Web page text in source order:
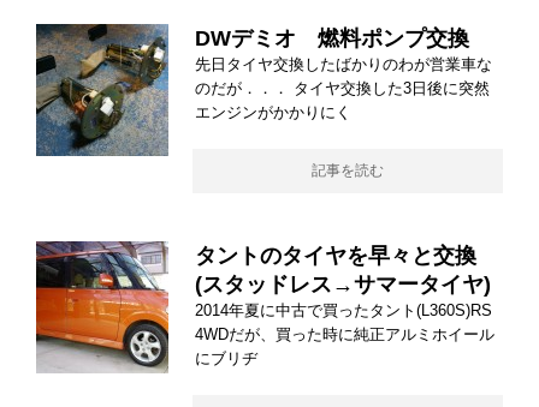
DWデミオ 燃料ポンプ交換
先日タイヤ交換したばかりのわが営業車な
のだが．．． タイヤ交換した3日後に突然
エンジンがかかりにく
記事を読む
タントのタイヤを早々と交換
(スタッドレス→サマータイヤ)
2014年夏に中古で買ったタント(L360S)RS
4WDだが、買った時に純正アルミホイール
にブリヂ